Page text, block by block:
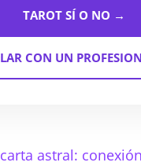
TAROT SÍ O NO →
CON UN
astral: